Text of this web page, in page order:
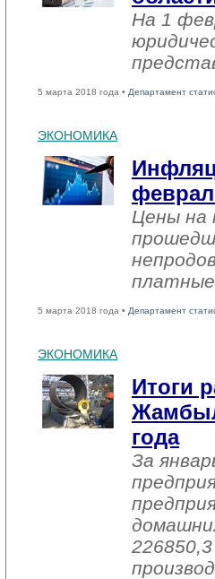
На 1
5 марта 2018 года • Департамент
ЭКОНОМИКА
Цены на
платные
5 марта 2018 года • Департамент
ЭКОНОМИКА
Итоги
года
За